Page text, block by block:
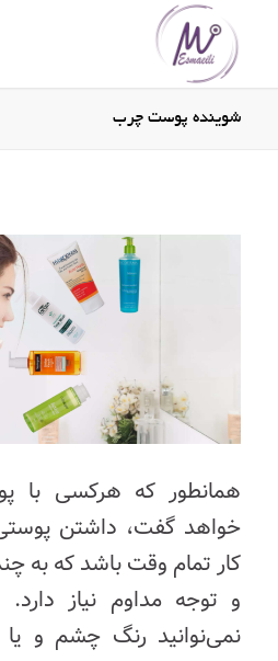
شوینده پوست چرب
همانطور که هرکسی
خواهد گفت، داشتن
کار تمام وقت باشد که به
و توجه مداوم نیاز
نمی‌نوانید رنگ چشم و